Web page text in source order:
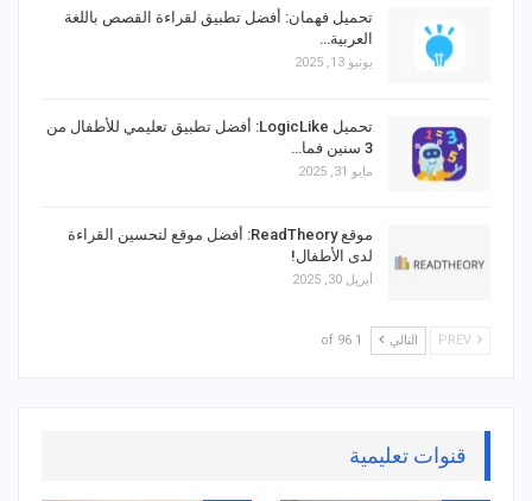
تحميل فهمان: أفضل تطبيق لقراءة القصص باللغة
العربية…
يونيو 13, 2025
تحميل LogicLike: أفضل تطبيق تعليمي للأطفال من
3 سنين فما…
مايو 31, 2025
موقع ReadTheory: أفضل موقع لتحسين القراءة
لدى الأطفال!
أبريل 30, 2025
التالي 1 of 96
قنوات تعليمية